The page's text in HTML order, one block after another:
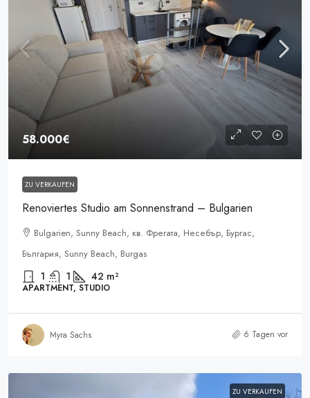
58.000€
ZU VERKAUFEN
Renoviertes Studio am Sonnenstrand – Bulgarien
Bulgarien, Sunny Beach, кв. Фрегата, Несебър, Бургас,
България, Sunny Beach, Burgas
1 1 42 m²
APARTMENT, STUDIO
Myra Sachs 6 Tagen vor
ZU VERKAUFEN